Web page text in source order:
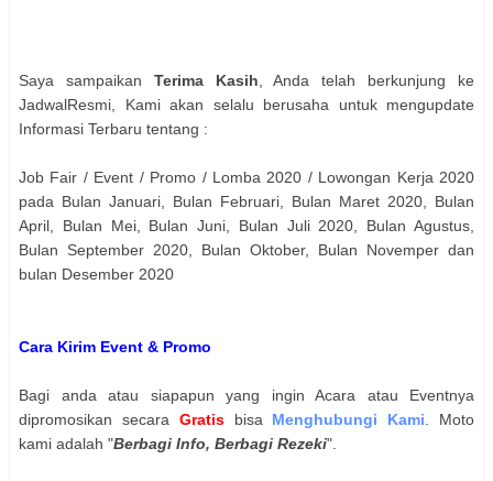
Saya sampaikan Terima Kasih , Anda telah berkunjung ke
JadwalResmi, Kami akan selalu berusaha untuk mengupdate
Informasi Terbaru tentang :
Job Fair / Event / Promo / Lomba 2020 / Lowongan Kerja 2020
pada Bulan Januari, Bulan Februari, Bulan Maret 2020, Bulan
April, Bulan Mei, Bulan Juni, Bulan Juli 2020, Bulan Agustus,
Bulan September 2020, Bulan Oktober, Bulan Novemper dan
bulan Desember 2020
Cara Kirim Event & Promo
Bagi anda atau siapapun yang ingin Acara atau Eventnya
dipromosikan secara Gratisbisa Menghubungi Kami . Moto
kami adalah "Berbagi Info, Berbagi Rezeki".